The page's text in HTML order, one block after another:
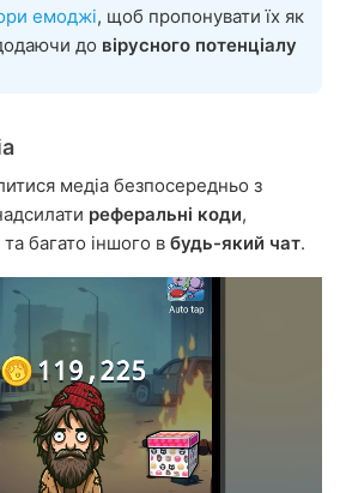
емоджі, щоб пропонувати їх як
до вірусного потенціалу
медіа безпосередньо з
реферальні коди,
багато іншого в будь-який чат.